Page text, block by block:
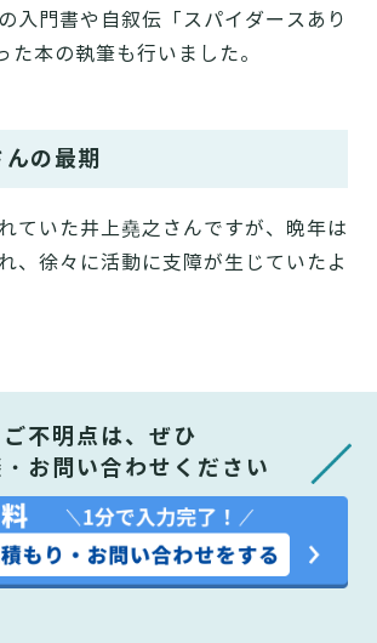
入門書や自叙伝「スパイダースあり
本の執筆も行いました。
の最期
ていた井上堯之さんですが、晩年は
、徐々に活動に支障が生じていたよ
ご不明点は、ぜひ
お問い合わせください